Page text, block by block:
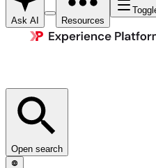
Ask AI Resources
Open search